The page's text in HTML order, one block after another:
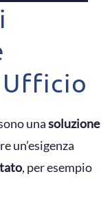
unasoluzione
un’esigenza
, per esempio